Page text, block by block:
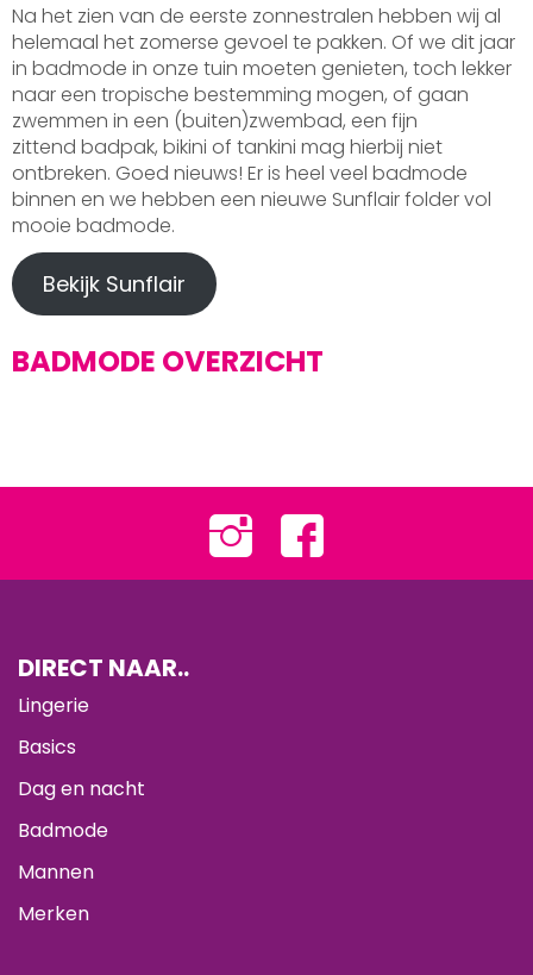
Na het zien van de eerste zonnestralen hebben wij al
helemaal het zomerse gevoel te pakken. Of we dit jaar
in badmode in onze tuin moeten genieten, toch lekker
naar een tropische bestemming mogen, of gaan
zwemmen in een (buiten)zwembad, een fijn
zittend badpak, bikini of tankini mag hierbij niet
ontbreken. Goed nieuws! Er is heel veel badmode
binnen en we hebben een nieuwe Sunflair folder vol
mooie badmode.
Bekijk Sunflair
BADMODE OVERZICHT
DIRECT NAAR..
Lingerie
Basics
Dag en nacht
Badmode
Mannen
Merken